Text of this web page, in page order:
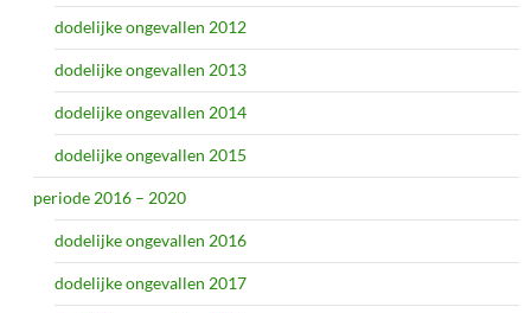
dodelijke ongevallen 2012
dodelijke ongevallen 2013
dodelijke ongevallen 2014
dodelijke ongevallen 2015
periode 2016 – 2020
dodelijke ongevallen 2016
dodelijke ongevallen 2017